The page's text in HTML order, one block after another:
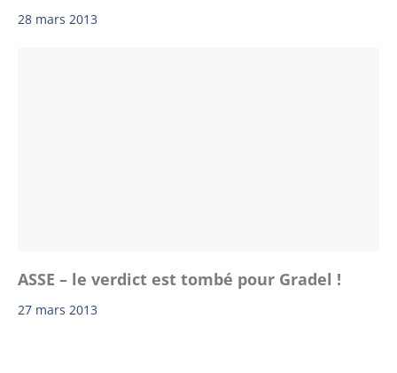
28 mars 2013
ASSE – le verdict est tombé pour Gradel !
27 mars 2013